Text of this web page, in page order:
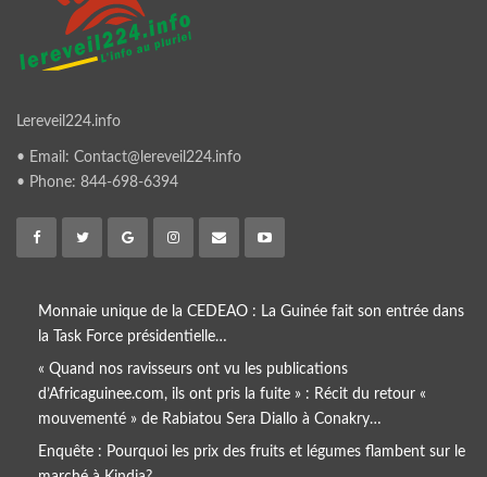
Lereveil224.info
• Email: Contact@lereveil224.info
• Phone: 844-698-6394
Monnaie unique de la CEDEAO : La Guinée fait son entrée dans
la Task Force présidentielle…
« Quand nos ravisseurs ont vu les publications
d’Africaguinee.com, ils ont pris la fuite » : Récit du retour «
mouvementé » de Rabiatou Sera Diallo à Conakry…
Enquête : Pourquoi les prix des fruits et légumes flambent sur le